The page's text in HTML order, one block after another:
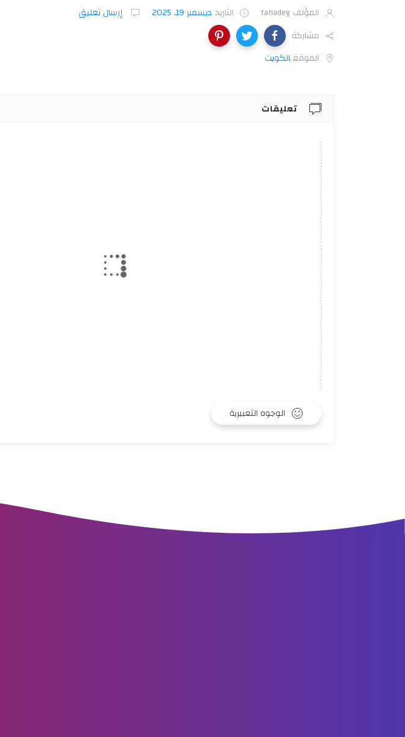
المؤلف fahadeg التاريخديسمبر 19, 2025
إرسال تعليق
مشاركة
الموقعالكويت‎
تعليقات
الوجوه التعبيرية